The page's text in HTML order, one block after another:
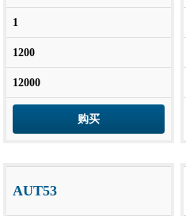
1
1200
12000
购买
AUT53